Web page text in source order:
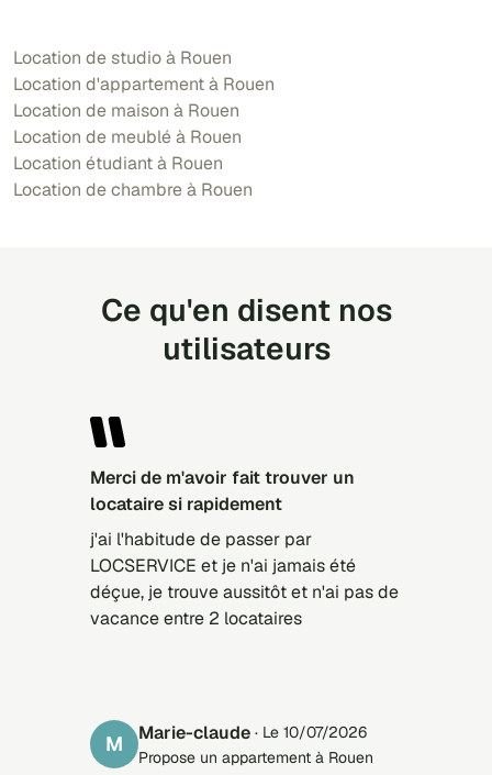
Location de studio à Rouen
Location d'appartement à Rouen
Location de maison à Rouen
Location de meublé à Rouen
Location étudiant à Rouen
Location de chambre à Rouen
Ce qu'en disent nos
utilisateurs
merci de m'avoir fait trouver un
locataire si rapidement
j'ai l'habitude de passer par
LOCSERVICE et je n'ai jamais été
déçue, je trouve aussitôt et n'ai pas de
vacance entre 2 locataires
M marie-claude · Le 10/07/2026
Propose un appartement à Rouen